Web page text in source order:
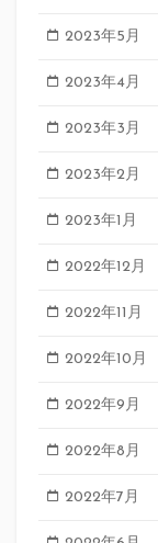
2023年5月
2023年4月
2023年3月
2023年2月
2023年1月
2022年12月
2022年11月
2022年10月
2022年9月
2022年8月
2022年7月